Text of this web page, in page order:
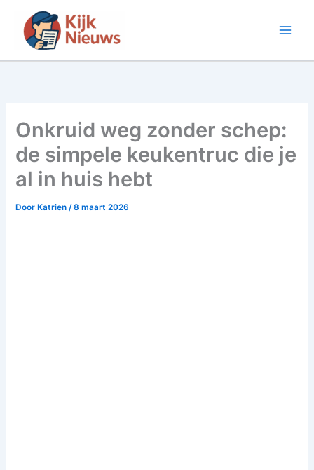
inhoud
Onkruid weg zonder schep:
de simpele keukentruc die je
al in huis hebt
Door Katrien/8 maart 2026